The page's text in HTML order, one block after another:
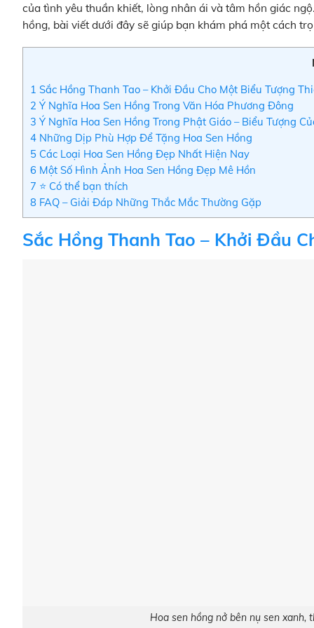
của tình yêu thuần khiết, lòng nhân ái và tâm hồn giác
hồng, bài viết dưới đây sẽ giúp bạn khám phá một cách
1 Sắc Hồng Thanh Tao – Khởi Đầu Cho Một Biểu Tượng
2 Ý Nghĩa Hoa Sen Hồng Trong Văn Hóa Phương Đông
3 Ý Nghĩa Hoa Sen Hồng Trong Phật Giáo – Biểu Tượng
4 Những Dịp Phù Hợp Để Tặng Hoa Sen Hồng
5 Các Loại Hoa Sen Hồng Đẹp Nhất Hiện Nay
6 Một Số Hình Ảnh Hoa Sen Hồng Đẹp Mê Hồn
7 ⭐ Có thể bạn thích
8 FAQ – Giải Đáp Những Thắc Mắc Thường Gặp
Sắc Hồng Thanh Tao – Khởi Đầu
Hoa sen hồng nở bên nụ sen xanh,